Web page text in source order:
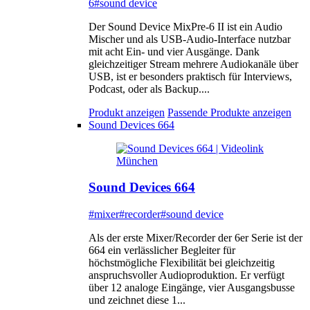
6#sound device
Der Sound Device MixPre-6 II ist ein Audio
Mischer und als USB-Audio-Interface nutzbar
mit acht Ein- und vier Ausgänge. Dank
gleichzeitiger Stream mehrere Audiokanäle über
USB, ist er besonders praktisch für Interviews,
Podcast, oder als Backup....
Produkt anzeigen Passende Produkte anzeigen
Sound Devices 664
Sound Devices 664
#mixer#recorder#sound device
Als der erste Mixer/Recorder der 6er Serie ist der
664 ein verlässlicher Begleiter für
höchstmögliche Flexibilität bei gleichzeitig
anspruchsvoller Audioproduktion. Er verfügt
über 12 analoge Eingänge, vier Ausgangsbusse
und zeichnet diese 1...